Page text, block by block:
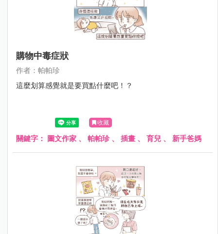
購物中毒症狀
作者：帕帕珍
這麼划算感覺就是要買點什麼吧！？
收藏
關鍵字： 圖文作家 、 帕帕珍、 插畫 、 育兒 、 新手爸媽